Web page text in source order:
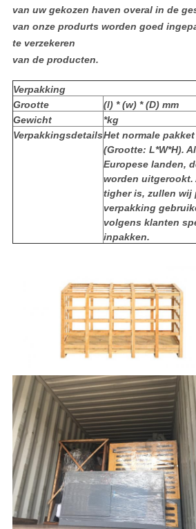
van uw gekozen haven overal in de
van onze produrts worden goed
te verzekeren
van de producten.
Verpakking
Grootte
(l) * (w) * (D) mm
Gewicht
*kg
VerpakkingsdetailsHet normale
(Grootte: L*W*H).
Europese landen,
worden
tigher is, zullen wij
verpakking
volgens klanten
inpakken.